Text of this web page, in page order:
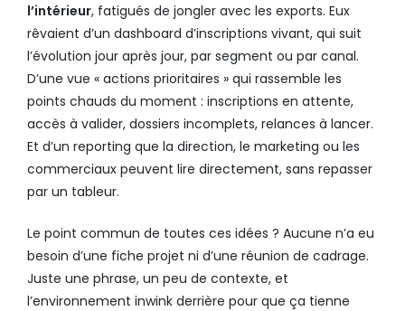
l’intérieur, fatigués de jongler avec les exports. Eux
rêvaient d’un dashboard d’inscriptions vivant, qui suit
l’évolution jour après jour, par segment ou par canal.
D’une vue « actions prioritaires » qui rassemble les
points chauds du moment : inscriptions en attente,
accès à valider, dossiers incomplets, relances à lancer.
Et d’un reporting que la direction, le marketing ou les
commerciaux peuvent lire directement, sans repasser
par un tableur.
Le point commun de toutes ces idées ? Aucune n’a eu
besoin d’une fiche projet ni d’une réunion de cadrage.
Juste une phrase, un peu de contexte, et
l’environnement inwink derrière pour que ça tienne